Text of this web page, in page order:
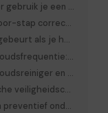
Wanneer gebruik je een onderhoudsreiniger terras
Stap-voor-stap correct gebruik van onderhoudsreiniger
Wat er gebeurt als je het verkeerd gebruikt
Onderhoudsfrequentie: realistische cyclus
Onderhoudsreiniger en coating of impregneerlagen
Praktische veiligheidscontrole vóór gebruik
Waarom preventief onderhoud technisch slimmer is